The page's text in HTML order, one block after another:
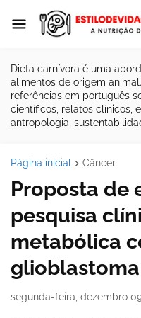
Dieta carnívora é uma
alimentos de origem
referências em português
científicos, relatos clínicos,
antropologia,
Página inicial Câncer
Proposta de
pesquisa
metabólica
glioblastoma
segunda-feira, dezembro